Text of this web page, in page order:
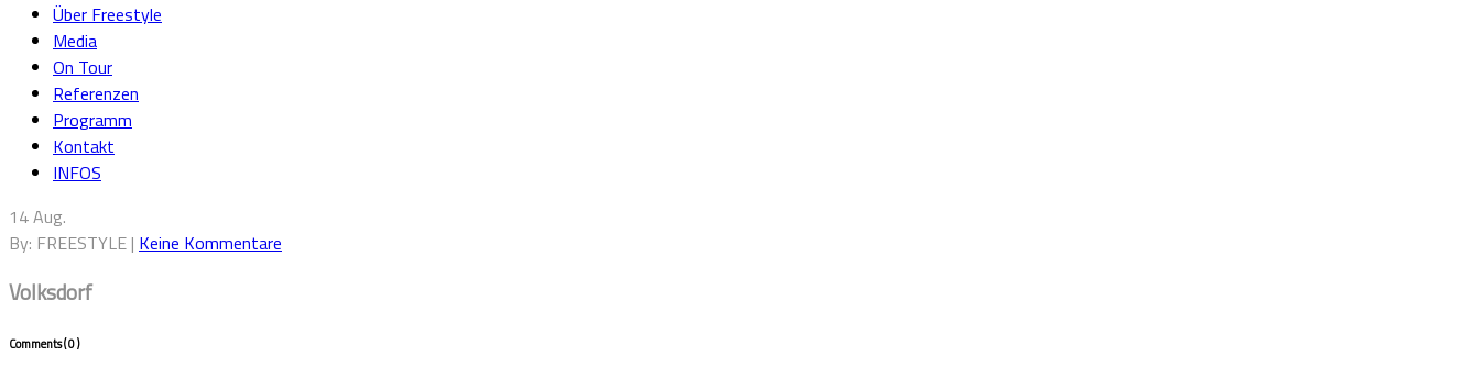
Über Freestyle
Media
On Tour
Referenzen
Programm
Kontakt
INFOS
14 Aug.
By: FREESTYLE | Keine Kommentare
Volksdorf
Comments( 0 )